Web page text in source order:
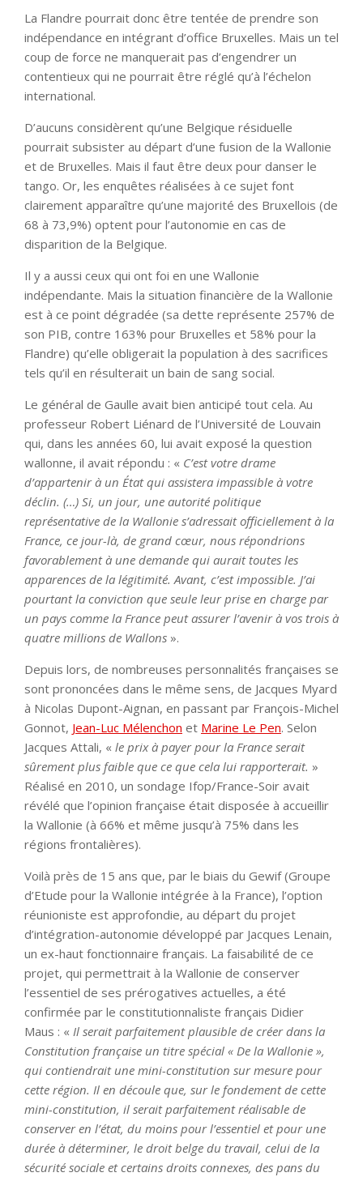
La Flandre pourrait donc être tentée de prendre son
indépendance en intégrant d’office Bruxelles. Mais un tel
coup de force ne manquerait pas d’engendrer un
contentieux qui ne pourrait être réglé qu’à l’échelon
international.
D’aucuns considèrent qu’une Belgique résiduelle
pourrait subsister au départ d’une fusion de la Wallonie
et de Bruxelles. Mais il faut être deux pour danser le
tango. Or, les enquêtes réalisées à ce sujet font
clairement apparaître qu’une majorité des Bruxellois (de
68 à 73,9%) optent pour l’autonomie en cas de
disparition de la Belgique.
Il y a aussi ceux qui ont foi en une Wallonie
indépendante. Mais la situation financière de la Wallonie
est à ce point dégradée (sa dette représente 257% de
son PIB, contre 163% pour Bruxelles et 58% pour la
Flandre) qu’elle obligerait la population à des sacrifices
tels qu’il en résulterait un bain de sang social.
Le général de Gaulle avait bien anticipé tout cela. Au
professeur Robert Liénard de l’Université de Louvain
qui, dans les années 60, lui avait exposé la question
wallonne, il avait répondu : « C’est votre drame
d’appartenir à un État qui assistera impassible à votre
déclin. (…) Si, un jour, une autorité politique
représentative de la Wallonie s’adressait officiellement à la
France, ce jour-là, de grand cœur, nous répondrions
favorablement à une demande qui aurait toutes les
apparences de la légitimité. Avant, c’est impossible. J’ai
pourtant la conviction que seule leur prise en charge par
un pays comme la France peut assurer l’avenir à vos trois à
quatre millions de Wallons ».
Depuis lors, de nombreuses personnalités françaises se
sont prononcées dans le même sens, de Jacques Myard
à Nicolas Dupont-Aignan, en passant par François-Michel
Gonnot, Jean-Luc Mélenchon et Marine Le Pen. Selon
Jacques Attali, « le prix à payer pour la France serait
sûrement plus faible que ce que cela lui rapporterait. »
Réalisé en 2010, un sondage Ifop/France-Soir avait
révélé que l’opinion française était disposée à accueillir
la Wallonie (à 66% et même jusqu’à 75% dans les
régions frontalières).
Voilà près de 15 ans que, par le biais du Gewif (Groupe
d’Etude pour la Wallonie intégrée à la France), l’option
réunioniste est approfondie, au départ du projet
d’intégration-autonomie développé par Jacques Lenain,
un ex-haut fonctionnaire français. La faisabilité de ce
projet, qui permettrait à la Wallonie de conserver
l’essentiel de ses prérogatives actuelles, a été
confirmée par le constitutionnaliste français Didier
Maus : « Il serait parfaitement plausible de créer dans la
Constitution française un titre spécial « De la Wallonie »,
qui contiendrait une mini-constitution sur mesure pour
cette région. Il en découle que, sur le fondement de cette
mini-constitution, il serait parfaitement réalisable de
conserver en l’état, du moins pour l’essentiel et pour une
durée à déterminer, le droit belge du travail, celui de la
sécurité sociale et certains droits connexes, des pans du